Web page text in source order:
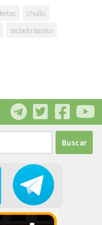
chollo
teclado barato